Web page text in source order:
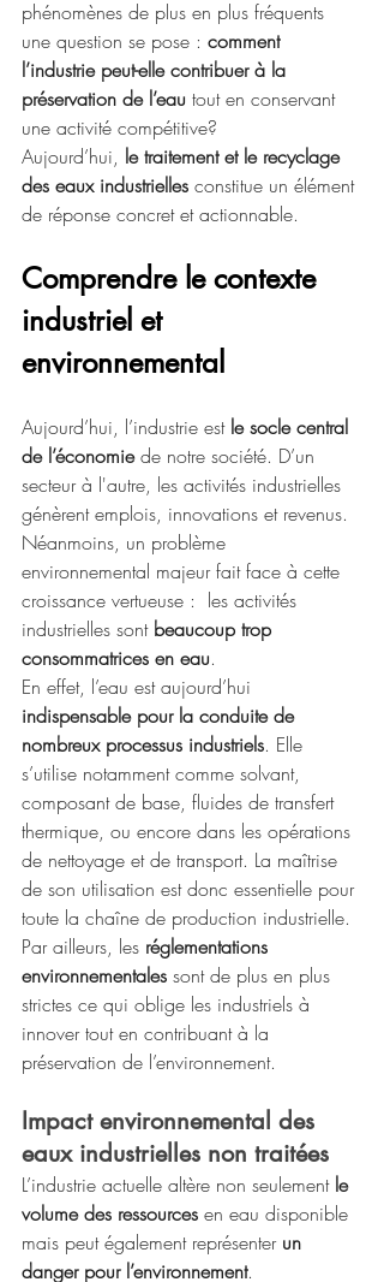
phénomènes de plus en plus fréquents
une question se pose : comment
l’industrie peut-elle contribuer à la
préservation de l’eau tout en conservant
une activité compétitive?
Aujourd’hui, le traitement et le recyclage
des eaux industrielles constitue un élément
de réponse concret et actionnable.
Comprendre le contexte
industriel et
environnemental
Aujourd’hui, l’industrie est le socle central
de l’économie de notre société. D’un
secteur à l'autre, les activités industrielles
génèrent emplois, innovations et revenus.
Néanmoins, un problème
environnemental majeur fait face à cette
croissance vertueuse :  les activités
industrielles sont beaucoup trop
consommatrices en eau.
En effet, l’eau est aujourd’hui
indispensable pour la conduite de
nombreux processus industriels. Elle
s’utilise notamment comme solvant,
composant de base, fluides de transfert
thermique, ou encore dans les opérations
de nettoyage et de transport. La maîtrise
de son utilisation est donc essentielle pour
toute la chaîne de production industrielle.
Par ailleurs, les réglementations
environnementales sont de plus en plus
strictes ce qui oblige les industriels à
innover tout en contribuant à la
préservation de l’environnement.
Impact environnemental des
eaux industrielles non traitées
L’industrie actuelle altère non seulement le
volume des ressources en eau disponible
mais peut également représenter un
danger pour l’environnement.